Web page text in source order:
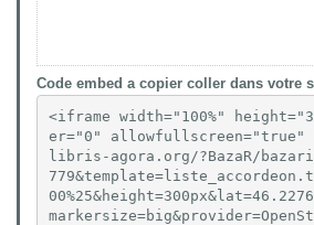
Code embed a copier coller dans votre
<iframe width="100%"
er="0"
libris-agora.org/?BazaR/